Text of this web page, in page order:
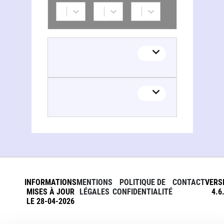
INFORMATIONS
MISES À JOUR
LE 28-04-2026
MENTIONS
LÉGALES
POLITIQUE DE
CONFIDENTIALITÉ
CONTACT